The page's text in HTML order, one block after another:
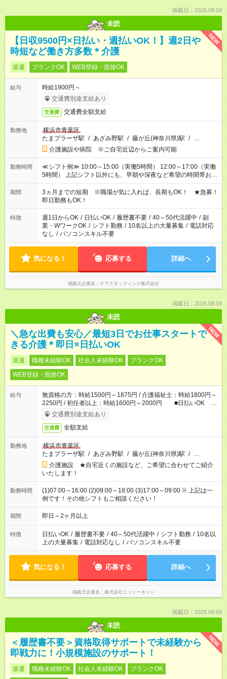
掲載日：2026.08.09
未読
NEW
【日収9500円×日払い・週払いOK！】週2日や
時短など働き方多数＊介護
派遣 ブランクOK WEB登録・面接OK
給与
時給1900円～
交通費別途支給あり
交通費 交通費全額支給
勤務地
横浜市青葉区
たまプラーザ駅 / あざみ野駅 / 藤が丘(神奈川県)駅 / …
介護施設や病院 ※ご自宅近辺からご案内可能
勤務時間
≪シフト例≫ 10:00～15:00（実働5時間） 12:00～17:00（実働
5時間） 上記シフト以外にも、早朝や深夜など希望の時間帯お聞
かせください！ 事前に担当からヒアリングもしますので、ご安
心ください！
期間
3ヵ月までの短期 ※職場が気に入れば、長期もOK！ ★急募！
即日勤務もOK！
特徴 週1日からOK / 日払いOK / 履歴書不要 / 40～50代活躍中 / 副
業・WワークOK / シフト勤務 / 10名以上の大量募集 / 電話対応
なし / パソコンスキル不要
気になる！ 応募する 詳細へ
掲載元企業名 ケアスタッフィング株式会社
掲載日：2026.08.09
未読
NEW
＼急な出費も安心／最短3日でお仕事スタートで
きる介護＊即日×日払いOK
派遣 職種未経験OK 社会人未経験OK
ブランクOK
WEB登録・面接OK
給与
無資格の方：時給1500円～1875円 / 介護福祉士：時給1800円～
2250円 / 初任者以上：時給1600円～2000円 ■日払いOK ■
日収例：1万2000円（時給1500円×8h）
交通費別途支給あり
交通費 全額支給
勤務地
横浜市青葉区
たまプラーザ駅 / あざみ野駅 / 藤が丘(神奈川県)駅 / …
介護施設 ★自宅近くの施設など、ご希望に合わせてご紹介
いたします！
勤務時間
(1)07:00～16:00 (2)09:00～18:00 (3)17:00～09:00 ※ 上記は一
例です！その他シフトもご相談ください！
期間 即日～2ヶ月以上
特徴 日払いOK / 履歴書不要 / 40～50代活躍中 / シフト勤務 / 10名以
上の大量募集 / 電話対応なし / パソコンスキル不要
気になる！ 応募する 詳細へ
掲載元企業名 株式会社ニッソーネット
掲載日：2026.08.09
未読
NEW
＜履歴書不要＞資格取得サポートで未経験から
即戦力に！小規模施設のサポート！
派遣 職種未経験OK 社会人未経験OK
ブランクOK